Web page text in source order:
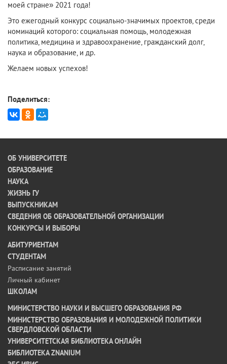
моей стране» 2021 года!
Это ежегодный конкурс социально-значимых проектов, среди
номинаций которого: социальная помощь, молодежная
политика, медицина и здравоохранение, гражданский долг,
наука и образование, и др.
Желаем новых успехов!
Поделиться:
ОБ УНИВЕРСИТЕТЕ
ОБРАЗОВАНИЕ
НАУКА
ЖИЗНЬ ГУ
ВЫПУСКНИКАМ
СВЕДЕНИЯ ОБ ОБРАЗОВАТЕЛЬНОЙ ОРГАНИЗАЦИИ
КОНКУРСЫ И ВЫБОРЫ
АБИТУРИЕНТАМ
СТУДЕНТАМ
Расписание занятий
Личный кабинет
ШКОЛАМ
МИНИСТЕРСТВО НАУКИ И ВЫСШЕГО ОБРАЗОВАНИЯ РФ
МИНИСТЕРСТВО ОБРАЗОВАНИЯ И МОЛОДЕЖНОЙ ПОЛИТИКИ
СВЕРДЛОВСКОЙ ОБЛАСТИ
УНИВЕРСИТЕТСКАЯ БИБЛИОТЕКА ОНЛАЙН
БИБЛИОТЕКА ZNANIUM